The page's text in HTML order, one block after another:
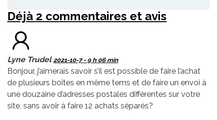
Déjà 2 commentaires et avis
Lyne Trudel 2021-10-7 - 9 h 06 min
Bonjour, j’aimerais savoir s’il est possible de faire l’achat
de plusieurs boîtes en même tems et de faire un envoi à
une douzaine d’adresses postales différentes sur votre
site, sans avoir à faire 12 achats séparés?